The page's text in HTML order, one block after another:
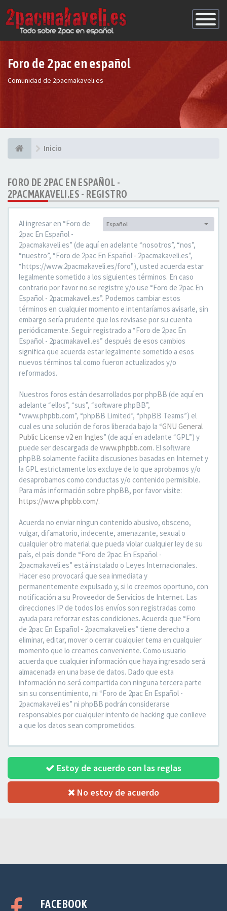
de
Foro de 2pac en español
Comunidad de 2pacmakaveli.es
Inicio
FORO DE 2PAC EN ESPAÑOL -
2PACMAKAVELI.ES - REGISTRO
Idioma:
Español
Al ingresar en “Foro de
2pac En Español -
2pacmakaveli.es” (de aquí en adelante “nosotros”, “nos”,
“nuestro”, “Foro de 2pac En Español - 2pacmakaveli.es”,
“https://www.2pacmakaveli.es/foro”), usted acuerda estar
legalmente sometido a los siguientes términos. En caso
contrario por favor no se registre y/o use “Foro de 2pac En
Español - 2pacmakaveli.es”. Podemos cambiar estos
términos en cualquier momento e intentaríamos avisarle, sin
embargo sería prudente que los revisase por su cuenta
periódicamente. Seguir registrado a “Foro de 2pac En
Español - 2pacmakaveli.es” después de esos cambios
significa que acuerda estar legalmente sometido a esos
nuevos términos tal como fueron actualizados y/o
reformados.
Nuestros foros están desarrollados por phpBB (de aquí en
adelante “ellos”, “sus”, “software phpBB”,
“www.phpbb.com”, “phpBB Limited”, “phpBB Teams”) el
cual es una solución de foros liberada bajo la “GNU General
Public License v2 en Ingles” (de aquí en adelante “GPL”) y
puede ser descargada de www.phpbb.com. El software
phpBB solamente facilita discusiones basadas en Internet y
la GPL estrictamente los excluye de lo que aprobamos y/o
desaprobamos como conductas y/o contenido permisible.
Para más información sobre phpBB, por favor visite:
https://www.phpbb.com/.
Acuerda no enviar ningun contenido abusivo, obsceno,
vulgar, difamatorio, indecente, amenazante, sexual o
cualquier otro material que pueda violar cualquier ley de su
país, el país donde “Foro de 2pac En Español -
2pacmakaveli.es” está instalado o Leyes Internacionales.
Hacer eso provocará que sea inmediata y
permanentemente expulsado y, si lo creemos oportuno, con
notificación a su Proveedor de Servicios de Internet. Las
direcciones IP de todos los envíos son registradas como
ayuda para reforzar estas condiciones. Acuerda que “Foro
de 2pac En Español - 2pacmakaveli.es” tiene derecho a
eliminar, editar, mover o cerrar cualquier tema en cualquier
momento que lo creamos conveniente. Como usuario
acuerda que cualquier información que haya ingresado será
almacenada en una base de datos. Dado que esta
información no será compartida con ninguna tercera parte
sin su consentimiento, ni “Foro de 2pac En Español -
2pacmakaveli.es” ni phpBB podrán considerarse
responsables por cualquier intento de hacking que conlleve
a que los datos sean comprometidos.
Estoy de acuerdo con las reglas
No estoy de acuerdo
FACEBOOK